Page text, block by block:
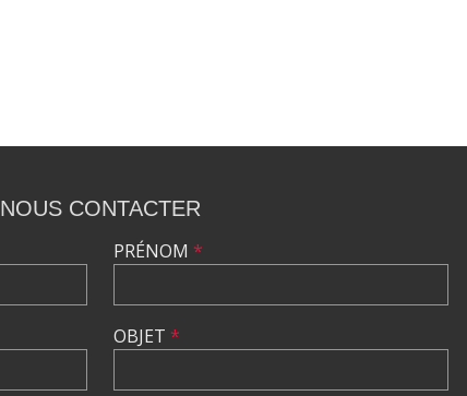
NOUS CONTACTER
PRÉNOM *
OBJET *